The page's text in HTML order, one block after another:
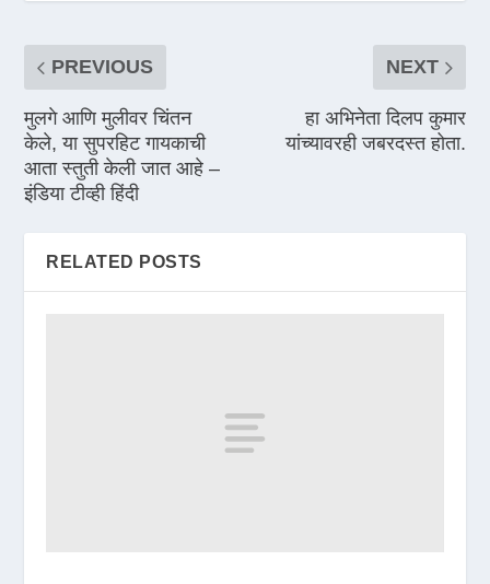
PREVIOUS
मुलगे आणि मुलीवर चिंतन
केले, या सुपरहिट गायकाची
आता स्तुती केली जात आहे –
इंडिया टीव्ही हिंदी
NEXT
हा अभिनेता दिलप कुमार
यांच्यावरही जबरदस्त होता.
RELATED POSTS